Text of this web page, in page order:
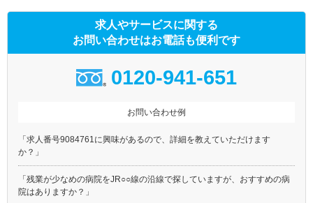
求人やサービスに関する
お問い合わせはお電話も便利です
0120-941-651
お問い合わせ例
「求人番号9084761に興味があるので、詳細を教えていただけます
か？」
「残業が少なめの病院をJR○○線の沿線で探していますが、おすすめの病
院はありますか？」